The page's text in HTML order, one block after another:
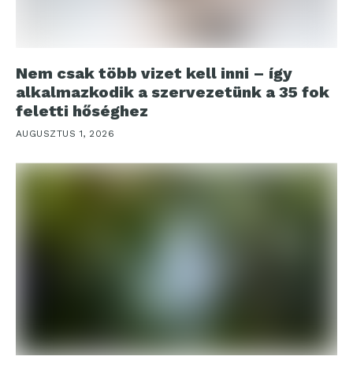
Nem csak több vizet kell inni – így
alkalmazkodik a szervezetünk a 35 fok
feletti hőséghez
AUGUSZTUS 1, 2026